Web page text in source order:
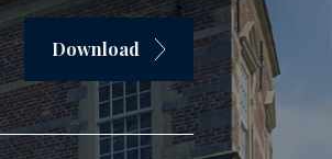
Download